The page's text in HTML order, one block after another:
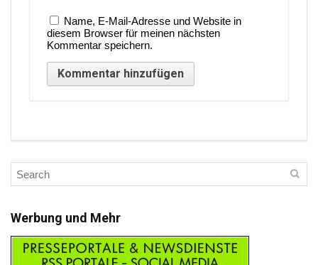
Name, E-Mail-Adresse und Website in
diesem Browser für meinen nächsten
Kommentar speichern.
Werbung und Mehr